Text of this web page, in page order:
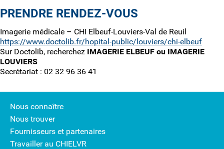
PRENDRE RENDEZ-VOUS
Imagerie médicale – CHI Elbeuf-Louviers-Val de Reuil
https://www.doctolib.fr/hopital-public/louviers/chi-elbeuf
Sur Doctolib, recherchez IMAGERIE ELBEUF ou IMAGERIE
LOUVIERS
Secrétariat : 02 32 96 36 41
Nous connaître
Nous trouver
Fournisseurs et partenaires
Travailler au CHIELVR